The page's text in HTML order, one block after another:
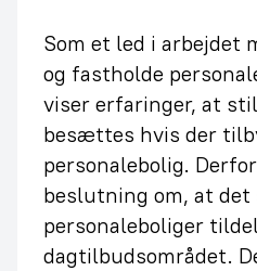
Som et led i arbejdet
og fastholde
viser erfaringer, at
besættes hvis der
personalebolig.
beslutning om, at
personaleboliger
dagtilbudsområdet.